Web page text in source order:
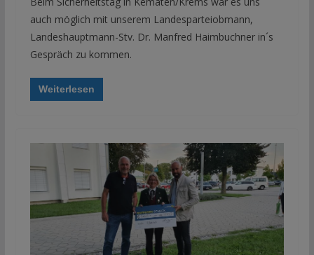
auch möglich mit unserem Landesparteiobmann,
Landeshauptmann-Stv. Dr. Manfred Haimbuchner in´s
Gespräch zu kommen.
Weiterlesen